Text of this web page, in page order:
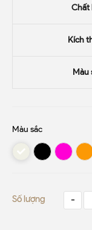
Chất
Kích
Màu
Màu sắc
Số lượng -